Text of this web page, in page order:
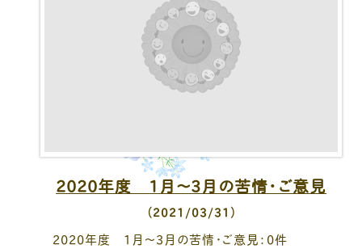
2020年度 1月～3月の苦情・ご意見
（2021/03/31）
2020年度 1月～3月の苦情・ご意見：0件